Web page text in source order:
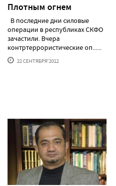
Плотным огнем
В последние дни силовые
операции в республиках СКФО
зачастили. Вчера
контртеррористические оп......
22 СЕНТЯБРЯ'2012